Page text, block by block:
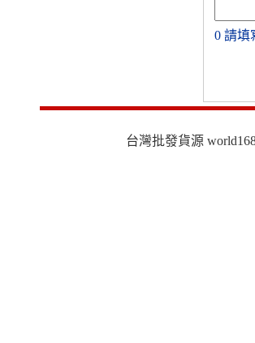
0 請填
台灣批發貨源